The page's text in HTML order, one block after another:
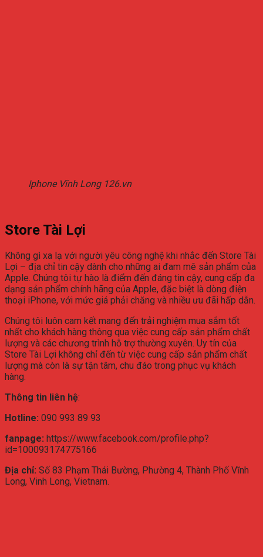
Iphone Vĩnh Long 126.vn
Store Tài Lợi
Không gì xa lạ với người yêu công nghệ khi nhắc đến Store Tài
Lợi – địa chỉ tin cậy dành cho những ai đam mê sản phẩm của
Apple. Chúng tôi tự hào là điểm đến đáng tin cậy, cung cấp đa
dạng sản phẩm chính hãng của Apple, đặc biệt là dòng điện
thoại iPhone, với mức giá phải chăng và nhiều ưu đãi hấp dẫn.
Chúng tôi luôn cam kết mang đến trải nghiệm mua sắm tốt
nhất cho khách hàng thông qua việc cung cấp sản phẩm chất
lượng và các chương trình hỗ trợ thường xuyên. Uy tín của
Store Tài Lợi không chỉ đến từ việc cung cấp sản phẩm chất
lượng mà còn là sự tận tâm, chu đáo trong phục vụ khách
hàng.
Thông tin liên hệ:
Hotline: 090 993 89 93
fanpage: https://www.facebook.com/profile.php?
id=100093174775166
Địa chỉ: Số 83 Phạm Thái Bường, Phường 4, Thành Phố Vĩnh
Long, Vinh Long, Vietnam.